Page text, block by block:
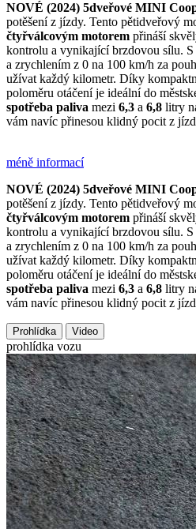
NOVÉ (2024) 5dveřové MINI
potěšení z jízdy. Tento pětidveřový
čtyřválcovým motorem přináší
kontrolu a vynikající brzdovou sílu.
a zrychlením z 0 na 100 km/h za
užívat každý kilometr. Díky
poloměru otáčení je ideální do
spotřeba paliva mezi 6,3 a 6,8 litry
vám navíc přinesou klidný pocit z
méně informací
NOVÉ (2024) 5dveřové MINI
potěšení z jízdy. Tento pětidveřový
čtyřválcovým motorem přináší
kontrolu a vynikající brzdovou sílu.
a zrychlením z 0 na 100 km/h za
užívat každý kilometr. Díky
poloměru otáčení je ideální do
spotřeba paliva mezi 6,3 a 6,8 litry
vám navíc přinesou klidný pocit z
Prohlídka Video
prohlídka vozu